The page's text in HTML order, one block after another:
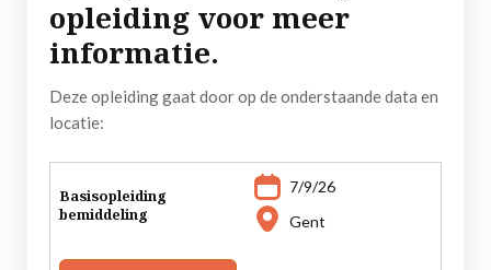
opleiding voor meer
informatie.
Deze opleiding gaat door op de onderstaande data en
locatie:
7/9/26
Gent
Basisopleiding
bemiddeling